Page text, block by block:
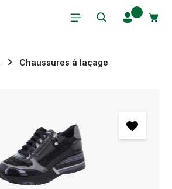
Chaussures à laçage